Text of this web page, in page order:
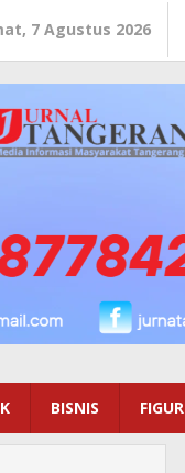
7 Agustus 2026
BISNIS FIGUR